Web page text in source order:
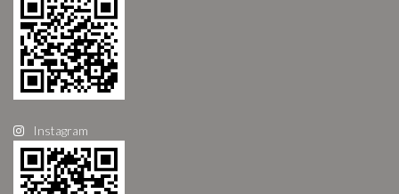
Instagram